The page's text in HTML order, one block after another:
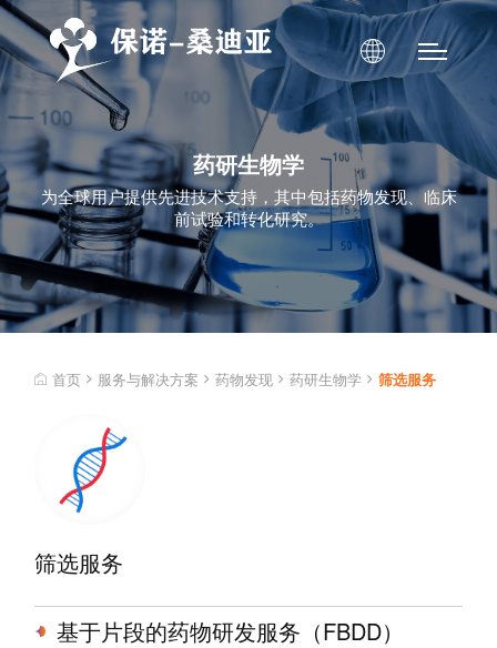
药研生物学
为全球用户提供先进技术支持，其中包括药物发现、临床
前试验和转化研究。
首页 服务与解决方案 药物发现 药研生物学 筛选服务
筛选服务
基于片段的药物研发服务（FBDD）